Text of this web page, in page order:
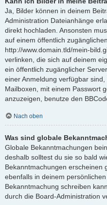
Ja, Bilder können in deinem
Administration Dateianhänge
direkt hochladen. Ansonsten
auf einem öffentlich
http://www.domain.tld/mein-
verlinken, die sich auf deinem
ein öffentlich zugänglicher
einer Anmeldung verfügbar
Mailboxen, mit einem Passwort
anzuzeigen, benutze den
Nach oben
Was sind globale
Globale Bekanntmachungen
deshalb solltest du sie so bald
Bekanntmachungen erscheinen
ebenfalls in deinem
Bekanntmachung schreiben
durch die Board-Administration